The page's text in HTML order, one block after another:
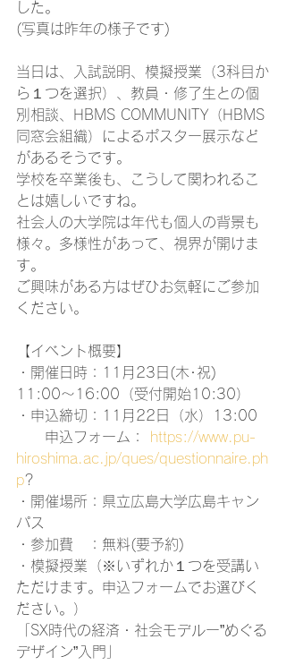
した。
(写真は昨年の様子です)
当日は、入試説明、模擬授業（3科目か
ら１つを選択）、教員・修了生との個
別相談、HBMS COMMUNITY（HBMS
同窓会組織）によるポスター展示など
があるそうです。
学校を卒業後も、こうして関われるこ
とは嬉しいですね。
社会人の大学院は年代も個人の背景も
様々。多様性があって、視界が開けま
す。
ご興味がある方はぜひお気軽にご参加
ください。
【イベント概要】
・開催日時：11月23日(木･祝)
11:00～16:00（受付開始10:30）
・申込締切：11月22日（水）13:00
申込フォーム：
https://www.pu-
hiroshima.ac.jp/ques/questionnaire.ph
p?
・開催場所：県立広島大学広島キャン
パス
・参加費　：無料(要予約)
・模擬授業（※いずれか１つを受講い
ただけます。申込フォームでお選びく
ださい。）
「SX時代の経済・社会モデルー”めぐる
デザイン”入門」